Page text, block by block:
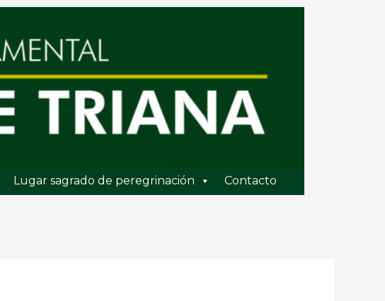
Lugar sagrado de peregrinación Contacto